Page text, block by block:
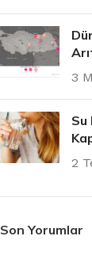
3
Su
2
Son Yorumlar